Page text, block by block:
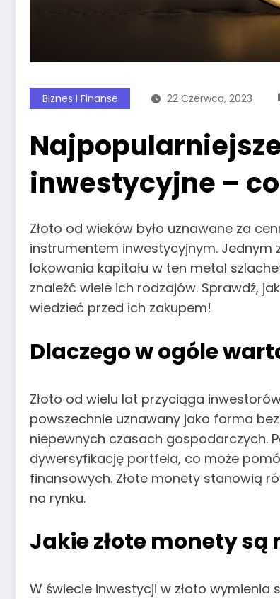
Biznes I Finanse 22 Czerwca, 2023
inwestycyjne –
Złoto od wieków było uznawane za
instrumentem inwestycyjnym.
lokowania kapitału w ten metal
znaleźć wiele ich rodzajów. Sprawdź,
wiedzieć przed ich zakupem!
Dlaczego w ogóle
Złoto od wielu lat przyciąga
powszechnie uznawany jako forma
niepewnych czasach gospodarczych.
dywersyfikację portfela, co może
finansowych. Złote monety stanowią
na rynku.
Jakie złote monety
W świecie inwestycji w złoto wymienia